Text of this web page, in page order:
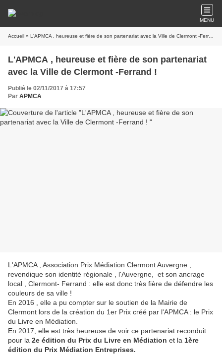
MENU
Accueil » L'APMCA , heureuse et fière de son partenariat avec la Ville de Clermont -Ferrand !
L'APMCA , heureuse et fière de son partenariat
avec la Ville de Clermont -Ferrand !
Publié le 02/11/2017 à 17:57
Par APMCA
L'APMCA , Association Prix Médiation Clermont Auvergne ,
revendique son identité régionale , l'Auvergne, et son ancrage
local , Clermont- Ferrand : elle est donc très fière de défendre les
couleurs de sa ville !
En 2016 , elle a pu compter sur le soutien de la Mairie de
Clermont lors de la création du 1er Prix créé par l'APMCA : le Prix
du Livre en Médiation.
En 2017, elle est très heureuse de voir ce partenariat reconduit
pour la 2e édition du Prix du Livre en Médiation et la 1ère
édition du Prix Médiation Entreprises.